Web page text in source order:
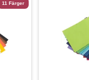
11 Färger